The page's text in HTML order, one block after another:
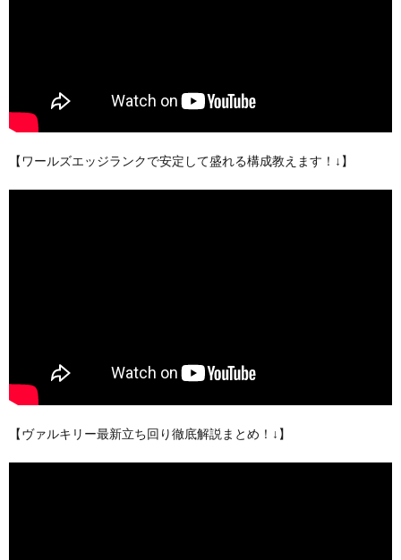
【ワールズエッジランクで安定して盛れる構成教えます！↓】
【ヴァルキリー最新立ち回り徹底解説まとめ！↓】